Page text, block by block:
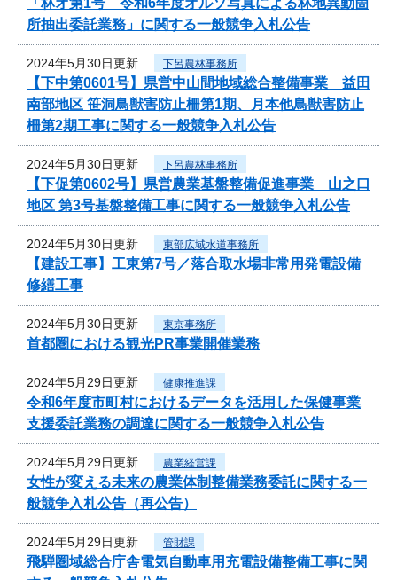
所抽出委託業務」に関する一般競争入札公告
2024年5月30日更新 下呂農林事務所
【下中第0601号】県営中山間地域総合整備事業 益田
南部地区 笹洞鳥獣害防止柵第1期、月本他鳥獣害防止
柵第2期工事に関する一般競争入札公告
2024年5月30日更新 下呂農林事務所
【下促第0602号】県営農業基盤整備促進事業 山之口
地区 第3号基盤整備工事に関する一般競争入札公告
2024年5月30日更新 東部広域水道事務所
【建設工事】工東第7号／落合取水場非常用発電設備
修繕工事
2024年5月30日更新 東京事務所
首都圏における観光PR事業開催業務
2024年5月29日更新 健康推進課
令和6年度市町村におけるデータを活用した保健事業
支援委託業務の調達に関する一般競争入札公告
2024年5月29日更新 農業経営課
女性が変える未来の農業体制整備業務委託に関する一
般競争入札公告（再公告）
2024年5月29日更新 管財課
飛騨圏域総合庁舎電気自動車用充電設備整備工事に関